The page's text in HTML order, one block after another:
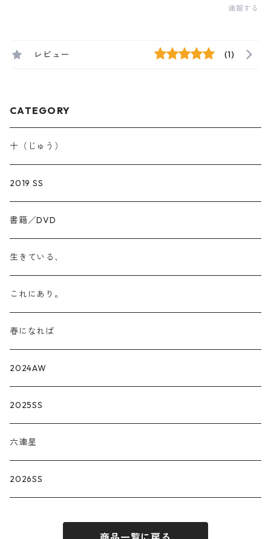
通報する
レビュー (1)
CATEGORY
十（じゅう）
2019 SS
書籍／DVD
生きている、
これにあり。
春になれば
2024AW
2025SS
六連星
2026SS